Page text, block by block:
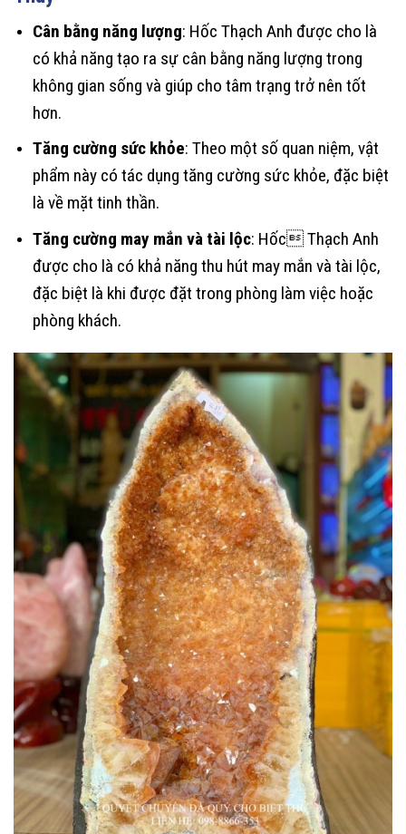
Cân bằng năng lượng: Hốc Thạch Anh được cho là
có khả năng tạo ra sự cân bằng năng lượng trong
không gian sống và giúp cho tâm trạng trở nên tốt
hơn.
Tăng cường sức khỏe: Theo một số quan niệm, vật
phẩm này có tác dụng tăng cường sức khỏe, đặc biệt
là về mặt tinh thần.
Tăng cường may mắn và tài lộc: Hốc Thạch Anh
được cho là có khả năng thu hút may mắn và tài lộc,
đặc biệt là khi được đặt trong phòng làm việc hoặc
phòng khách.